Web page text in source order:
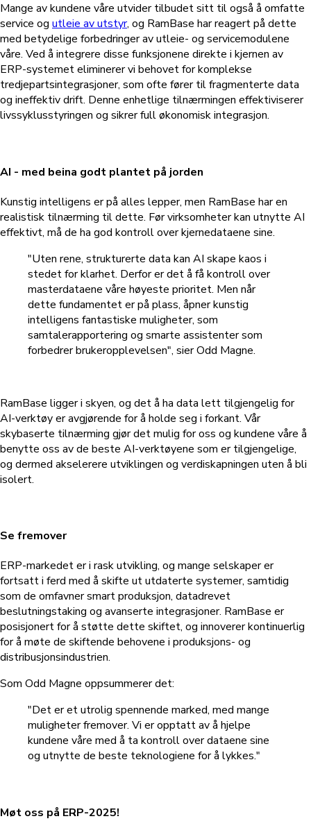
Mange av kundene våre utvider tilbudet sitt til også å omfatte
service og utleie av utstyr, og RamBase har reagert på dette
med betydelige forbedringer av utleie- og servicemodulene
våre. Ved å integrere disse funksjonene direkte i kjernen av
ERP-systemet eliminerer vi behovet for komplekse
tredjepartsintegrasjoner, som ofte fører til fragmenterte data
og ineffektiv drift. Denne enhetlige tilnærmingen effektiviserer
livssyklusstyringen og sikrer full økonomisk integrasjon.
AI - med beina godt plantet på jorden
Kunstig intelligens er på alles lepper, men RamBase har en
realistisk tilnærming til dette. Før virksomheter kan utnytte AI
effektivt, må de ha god kontroll over kjernedataene sine.
"Uten rene, strukturerte data kan AI skape kaos i
stedet for klarhet. Derfor er det å få kontroll over
masterdataene våre høyeste prioritet. Men når
dette fundamentet er på plass, åpner kunstig
intelligens fantastiske muligheter, som
samtalerapportering og smarte assistenter som
forbedrer brukeropplevelsen", sier Odd Magne.
RamBase ligger i skyen, og det å ha data lett tilgjengelig for
AI-verktøy er avgjørende for å holde seg i forkant. Vår
skybaserte tilnærming gjør det mulig for oss og kundene våre å
benytte oss av de beste AI-verktøyene som er tilgjengelige,
og dermed akselerere utviklingen og verdiskapningen uten å bli
isolert.
Se fremover
ERP-markedet er i rask utvikling, og mange selskaper er
fortsatt i ferd med å skifte ut utdaterte systemer, samtidig
som de omfavner smart produksjon, datadrevet
beslutningstaking og avanserte integrasjoner. RamBase er
posisjonert for å støtte dette skiftet, og innoverer kontinuerlig
for å møte de skiftende behovene i produksjons- og
distribusjonsindustrien.
Som Odd Magne oppsummerer det:
"Det er et utrolig spennende marked, med mange
muligheter fremover. Vi er opptatt av å hjelpe
kundene våre med å ta kontroll over dataene sine
og utnytte de beste teknologiene for å lykkes."
Møt oss på ERP-2025!